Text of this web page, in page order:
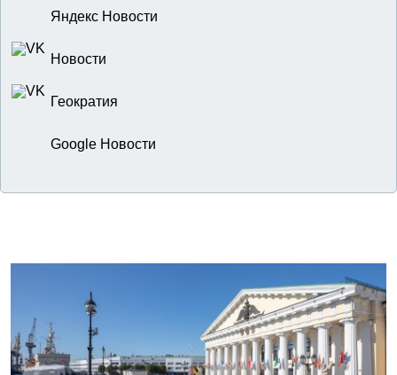
Яндекс Новости
Новости
Геократия
Google Новости